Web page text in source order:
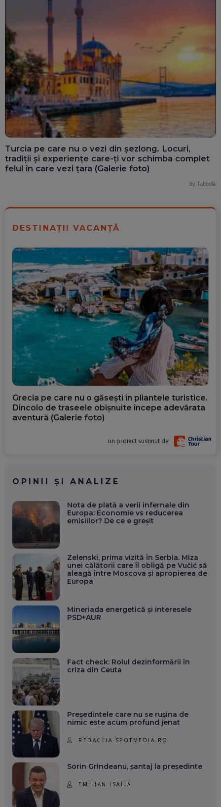
Turcia pe care nu o vezi din șezlong. Locuri,
tradiții și experiențe care-ți vor schimba complet
felul în care vezi țara (Galerie foto)
by Taboola
DESTINAȚII VACANȚĂ
Grecia pe care nu o găsești în pliantele turistice.
Dincolo de traseele obișnuite începe adevărata
aventură (Galerie foto)
un proiect susținut de
OPINII ȘI ANALIZE
Nota de plată a verii infernale din
Europa: Economie vs reducerea
emisiilor? De ce e greșit
Zelenski, prima vizită în Serbia. Miza
unei călătorii care îl obligă pe Vučić să
aleagă între Moscova și apropierea de
Europa
Mineriada energetică și interesele
PSD+AUR
Fact check: Rolul dezinformării în
criza din Ceuta
Președintele care nu se rușina de
nimic este acum profund jenat
REDACȚIA SPOTMEDIA.RO
Sorin Grindeanu, șantaj la președinte
EMILIAN ISAILĂ